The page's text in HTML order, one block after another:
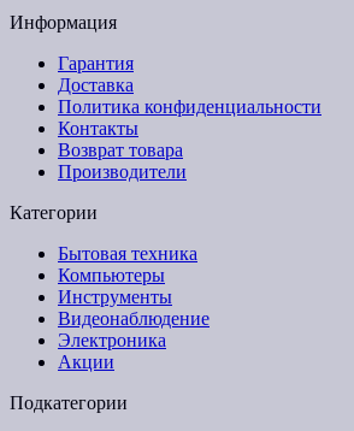
Информация
Гарантия
Доставка
Политика конфиденциальности
Контакты
Возврат товара
Производители
Категории
Бытовая техника
Компьютеры
Инструменты
Видеонаблюдение
Электроника
Акции
Подкатегории